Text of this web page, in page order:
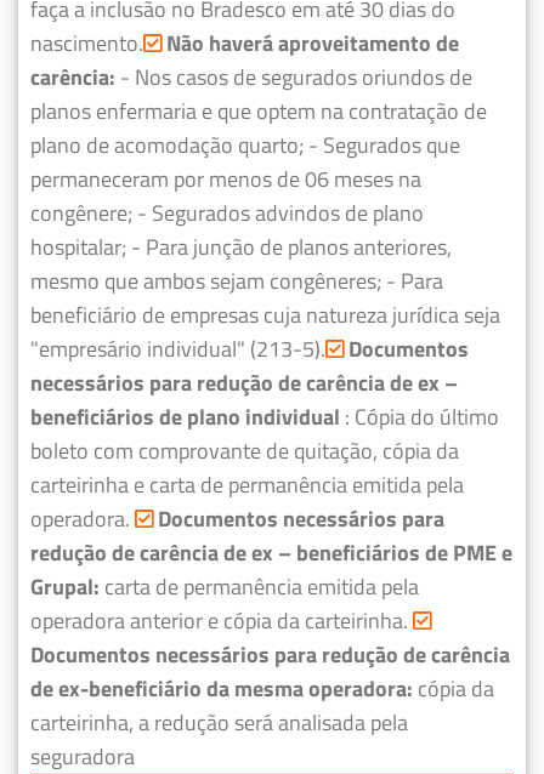
faça a inclusão no Bradesco em até 30 dias do
nascimento. Não haverá aproveitamento de
carência: - Nos casos de segurados oriundos de
planos enfermaria e que optem na contratação de
plano de acomodação quarto; - Segurados que
permaneceram por menos de 06 meses na
congênere; - Segurados advindos de plano
hospitalar; - Para junção de planos anteriores,
mesmo que ambos sejam congêneres; - Para
beneficiário de empresas cuja natureza jurídica seja
"empresário individual" (213-5). Documentos
necessários para redução de carência de ex –
beneficiários de plano individual : Cópia do último
boleto com comprovante de quitação, cópia da
carteirinha e carta de permanência emitida pela
operadora.
Documentos necessários para
redução de carência de ex – beneficiários de PME e
Grupal: carta de permanência emitida pela
operadora anterior e cópia da carteirinha.
Documentos necessários para redução de carência
de ex-beneficiário da mesma operadora: cópia da
carteirinha, a redução será analisada pela
seguradora